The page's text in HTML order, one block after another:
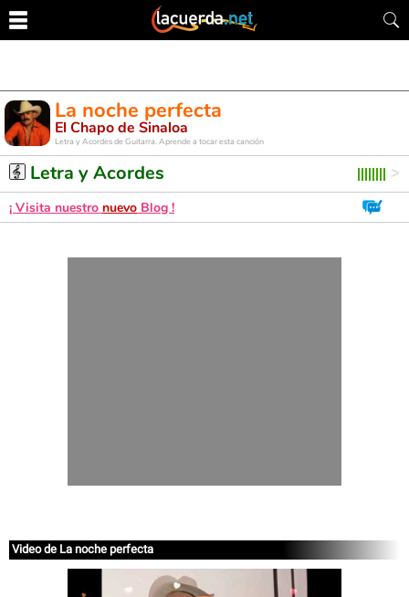
La noche perfecta
El Chapo de Sinaloa
Letra y Acordes de Guitarra. Aprende a tocar esta canción
Letra y Acordes
¡ Visita nuestro nuevo Blog !
Video de La noche perfecta